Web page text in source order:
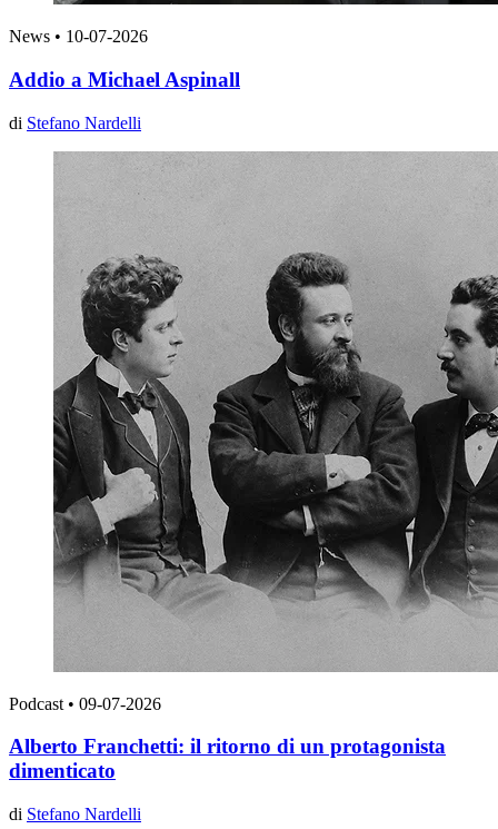
News • 10-07-2026
Addio a Michael Aspinall
di Stefano Nardelli
Podcast • 09-07-2026
Alberto Franchetti: il ritorno di un protagonista
dimenticato
di Stefano Nardelli